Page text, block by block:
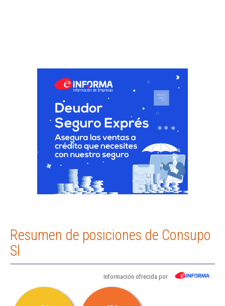
Resumen de posiciones de Consupo
Sl
Información ofrecida por